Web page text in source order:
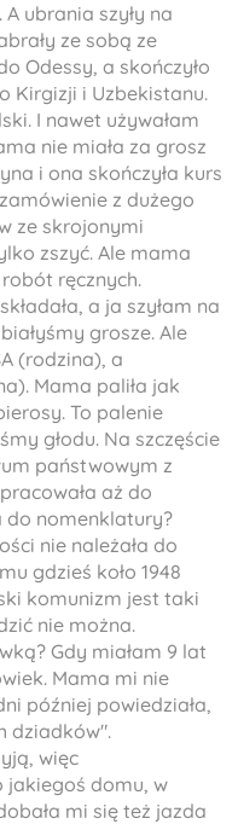
ubrania szyły na
ze sobą ze
Odessy, a skończyło
Kirgizji i Uzbekistanu.
I nawet używałam
nie miała za grosz
i ona skończyła kurs
z dużego
ze skrojonymi
zszyć. Ale mama
ręcznych.
a ja szyłam na
grosze. Ale
(rodzina), a
Mama paliła jak
To palenie
głodu. Na szczęście
państwowym z
aż do
do nomenklatury?
nie należała do
gdzieś koło 1948
komunizm jest taki
nie można.
Gdy miałam 9 lat
Mama mi nie
później powiedziała,
dziadków".
więc
jakiegoś domu, w
mi się też jazda